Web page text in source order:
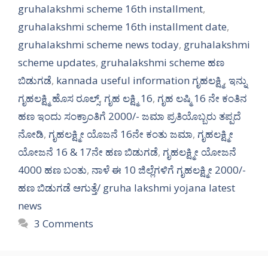
gruhalakshmi scheme 16th installment,
gruhalakshmi scheme 16th installment date,
gruhalakshmi scheme news today, gruhalakshmi
scheme updates, gruhalakshmi scheme ಹಣ
ಬಿಡುಗಡೆ, kannada useful information ಗೃಹಲಕ್ಷ್ಮಿ, ಇನ್ನು
ಗೃಹಲಕ್ಷ್ಮಿ ಹೊಸ ರೂಲ್ಸ್, ಗೃಹ ಲಕ್ಷ್ಮಿ 16, ಗೃಹ ಲಷ್ಮಿ 16 ನೇ ಕಂತಿನ
ಹಣ ಇಂದು ಸಂಕ್ರಾಂತಿಗೆ 2000/- ಜಮಾ ಪ್ರತಿಯೊಬ್ಬರು ತಪ್ಪದೆ
ನೋಡಿ, ಗೃಹಲಕ್ಷ್ಮೀ ಯೊಜನೆ 16ನೇ ಕಂತು ಜಮಾ, ಗೃಹಲಕ್ಷ್ಮೀ
ಯೋಜನೆ 16 & 17ನೇ ಹಣ ಬಿಡುಗಡೆ, ಗೃಹಲಕ್ಷ್ಮೀ ಯೋಜನೆ
4000 ಹಣ ಬಂತು, ನಾಳೆ ಈ 10 ಜಿಲ್ಲೆಗಳಿಗೆ ಗೃಹಲಕ್ಷ್ಮೀ 2000/-
ಹಣ ಬಿಡುಗಡೆ ಆಗುತ್ತೆ/ gruha lakshmi yojana latest
news
3 Comments